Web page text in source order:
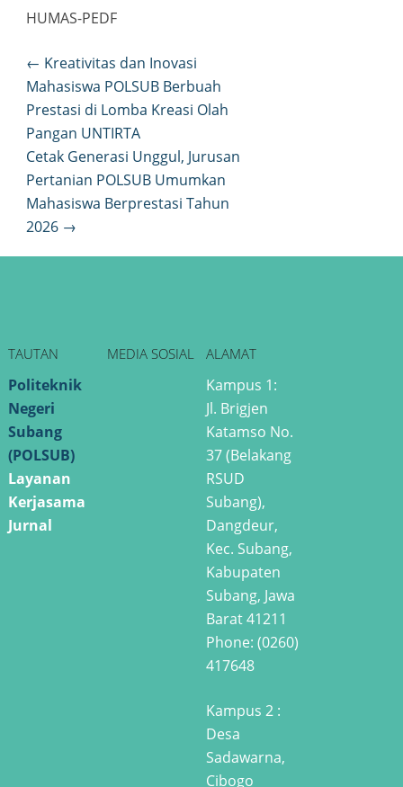
panel
panel
panel
panel
panel
panel
panel
HUMAS-PEDF
Post
navigation
← Kreativitas dan Inovasi
Mahasiswa POLSUB Berbuah
Prestasi di Lomba Kreasi Olah
Pangan UNTIRTA
Cetak Generasi Unggul, Jurusan
Pertanian POLSUB Umumkan
Mahasiswa Berprestasi Tahun
2026 →
TAUTAN
Politeknik
Negeri
Subang
(POLSUB)
Layanan
Kerjasama
Jurnal
MEDIA SOSIAL ALAMAT
Kampus 1:
Jl. Brigjen
Katamso No.
37 (Belakang
RSUD
Subang),
Dangdeur,
Kec. Subang,
Kabupaten
Subang, Jawa
Barat 41211
Phone: (0260)
417648
Kampus 2 :
Desa
Sadawarna,
Cibogo